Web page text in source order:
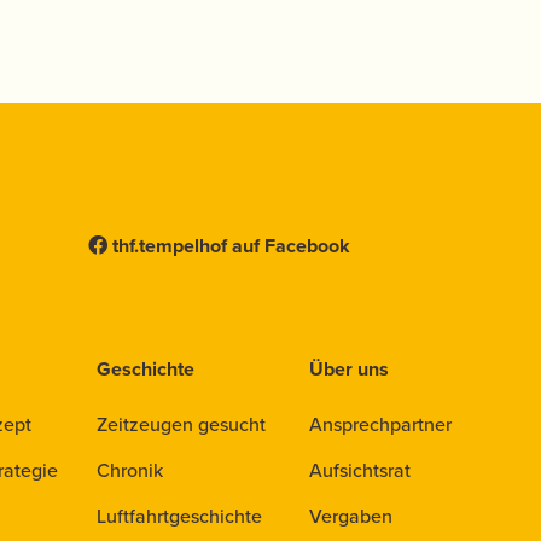
thf.tempelhof auf Facebook
Geschichte
Zeitzeugen gesucht
Chronik
Luftfahrtgeschichte
Über uns
Ansprechpartner
Aufsichtsrat
Vergaben